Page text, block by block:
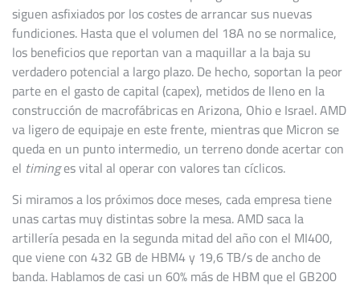
siguen asfixiados por los costes de arrancar sus nuevas
fundiciones. Hasta que el volumen del 18A no se normalice,
los beneficios que reportan van a maquillar a la baja su
verdadero potencial a largo plazo. De hecho, soportan la peor
parte en el gasto de capital (capex), metidos de lleno en la
construcción de macrofábricas en Arizona, Ohio e Israel. AMD
va ligero de equipaje en este frente, mientras que Micron se
queda en un punto intermedio, un terreno donde acertar con
el timinges vital al operar con valores tan cíclicos.
Si miramos a los próximos doce meses, cada empresa tiene
unas cartas muy distintas sobre la mesa. AMD saca la
artillería pesada en la segunda mitad del año con el MI400,
que viene con 432 GB de HBM4 y 19,6 TB/s de ancho de
banda. Hablamos de casi un 60% más de HBM que el GB200